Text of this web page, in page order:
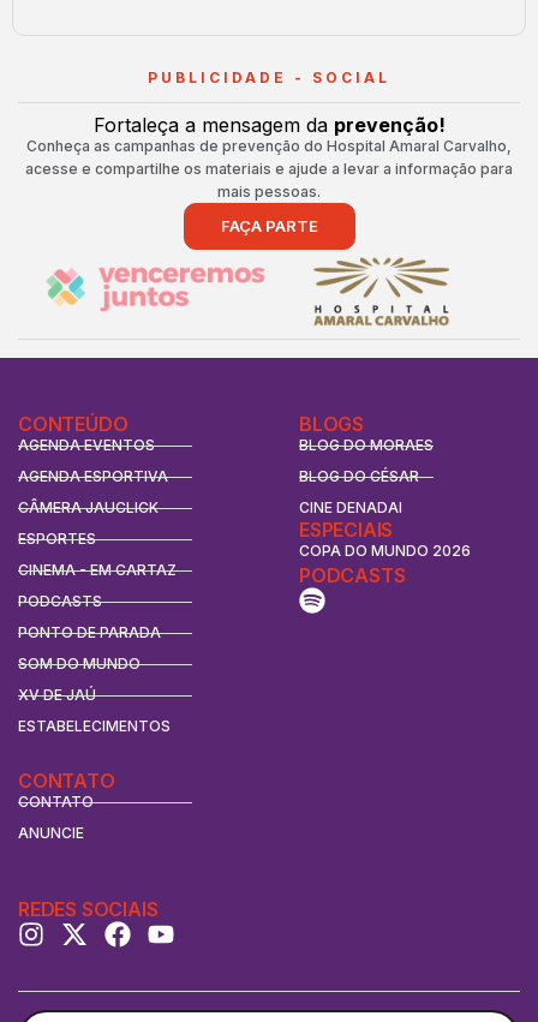
PUBLICIDADE - SOCIAL
Fortaleça a mensagem da prevenção!
Conheça as campanhas de prevenção do Hospital Amaral Carvalho,
acesse e compartilhe os materiais e ajude a levar a informação para
mais pessoas.
FAÇA PARTE
CONTEÚDO
AGENDA EVENTOS
AGENDA ESPORTIVA
CÂMERA JAUCLICK
ESPORTES
CINEMA - EM CARTAZ
PODCASTS
PONTO DE PARADA
SOM DO MUNDO
XV DE JAÚ
ESTABELECIMENTOS
BLOGS
BLOG DO MORAES
BLOG DO CÉSAR
CINE DENADAI
ESPECIAIS
COPA DO MUNDO 2026
CONTATO
CONTATO
ANUNCIE
PODCASTS
REDES SOCIAIS